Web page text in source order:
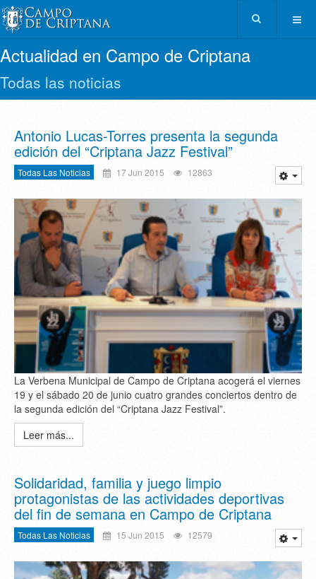
Actualidad en Campo de Criptana
Todas las noticias
Antonio Lucas-Torres presenta la segunda
edición del “Criptana Jazz Festival”
Todas Las Noticias 17 Jun 2015 12863
La Verbena Municipal de Campo de Criptana acogerá el viernes
19 y el sábado 20 de junio cuatro grandes conciertos dentro de
la segunda edición del “Criptana Jazz Festival”.
Leer más...
Solidaridad, familia y juego limpio
protagonistas de las actividades deportivas
del fin de semana en Campo de Criptana
Todas Las Noticias 15 Jun 2015 12579